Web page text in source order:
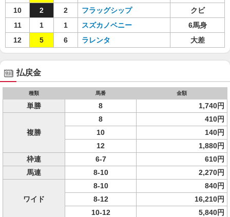
10
2 2 フラッグシップ
クビ
11
1 1 スズカノベニー
6馬身
12
5 6 ラレンタ 大差
払戻金
種類 馬番 金額
単勝 8 1,740円
複勝
8
410円
10
140円
12
1,880円
枠連
6-7
610円
馬連
8-10 2,270円
ワイド
8-10
840円
8-12
16,210円
10-12
5,840円